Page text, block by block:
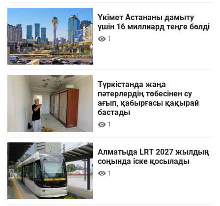
Үкімет Астананы дамыту
үшін 16 миллиард теңге бөлді
1
Түркістанда жаңа
пәтерлердің төбесінен су
ағып, қабырғасы қақырай
бастады
1
Алматыда LRT 2027 жылдың
соңында іске қосылады
1